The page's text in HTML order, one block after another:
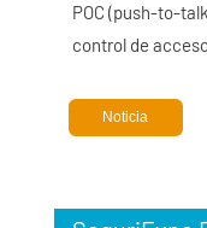
POC (push-to-
control de
Noticia